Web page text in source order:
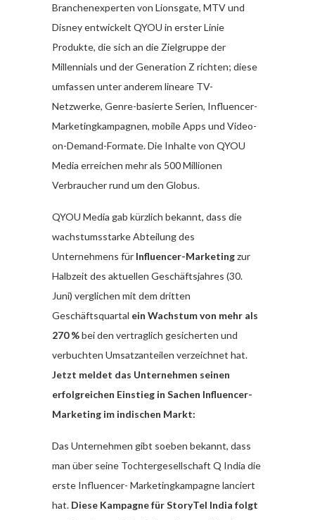
Branchenexperten von Lionsgate, MTV und
Disney entwickelt QYOU in erster Linie
Produkte, die sich an die Zielgruppe der
Millennials und der Generation Z richten; diese
umfassen unter anderem lineare TV-
Netzwerke, Genre-basierte Serien, Influencer-
Marketingkampagnen, mobile Apps und Video-
on-Demand-Formate. Die Inhalte von QYOU
Media erreichen mehr als 500 Millionen
Verbraucher rund um den Globus.
QYOU Media gab kürzlich bekannt, dass die
wachstumsstarke Abteilung des
Unternehmens für Influencer-Marketingzur
Halbzeit des aktuellen Geschäftsjahres (30.
Juni) verglichen mit dem dritten
Geschäftsquartal ein Wachstum von mehr als
270 %bei den vertraglich gesicherten und
verbuchten Umsatzanteilen verzeichnet hat.
Jetzt meldet das Unternehmen seinen
erfolgreichen Einstieg in Sachen Influencer-
Marketing im indischen Markt:
Das Unternehmen gibt soeben bekannt, dass
man über seine Tochtergesellschaft Q India die
erste Influencer- Marketingkampagne lanciert
hat. Diese Kampagne für StoryTel India folgt